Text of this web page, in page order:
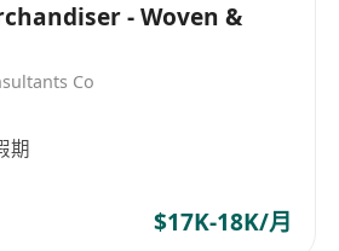
- Woven &
Co
期
$17K-18K/月